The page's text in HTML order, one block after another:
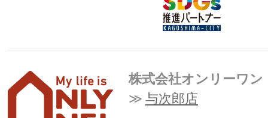
株式会社オンリーワン
与次郎店